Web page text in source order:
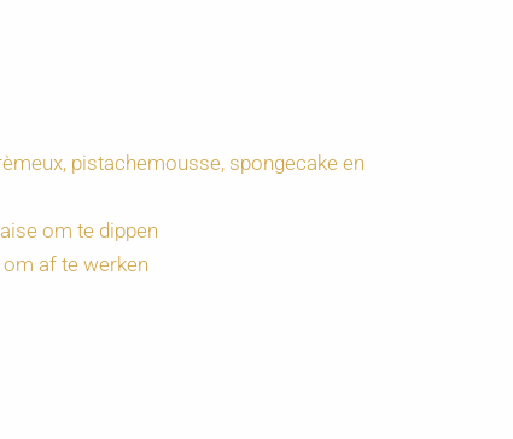
pistachemousse, spongecake en
om te dippen
af te werken